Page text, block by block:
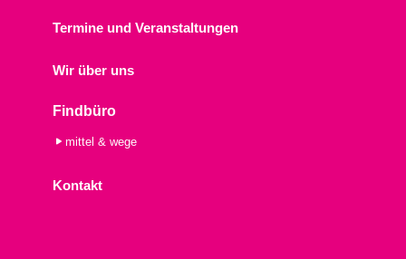
Termine und Veranstaltungen
Wir über uns
Findbüro
mittel & wege
Kontakt